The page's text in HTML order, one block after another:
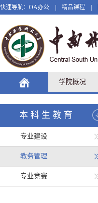
快速导航： OA办公 精品课程
学院概况
本科生教育
专业建设
教务管理
专业竞赛